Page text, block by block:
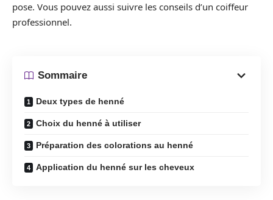
pose. Vous pouvez aussi suivre les conseils d’un coiffeur
professionnel.
Sommaire
Deux types de henné
Choix du henné à utiliser
Préparation des colorations au henné
Application du henné sur les cheveux